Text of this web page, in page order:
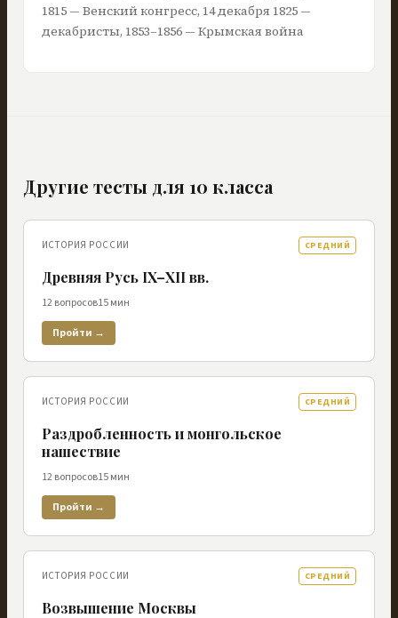
1815 — Венский конгресс, 14 декабря 1825 —
декабристы, 1853–1856 — Крымская война
Другие тесты для 10 класса
ИСТОРИЯ РОССИИ СРЕДНИЙ
Древняя Русь IX–XII вв.
12вопросов15мин
Пройти →
ИСТОРИЯ РОССИИ СРЕДНИЙ
Раздробленность и монгольское
нашествие
12вопросов15мин
Пройти →
ИСТОРИЯ РОССИИ СРЕДНИЙ
Возвышение Москвы